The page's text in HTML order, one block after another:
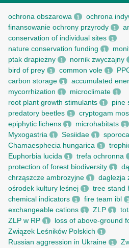
ochrona obszarowa 1 ochrona
finansowanie ochrony przyrody 1
conservation of individual sites 1
nature conservation funding 1
ptak drapieżny 1 nornik zwyczajny
bird of prey 1 common vole 1
carbon storage 1 accumulated
mycorrhization 1 microclimate 1
root рlant growth stimulants 1 pine
predatory beetles 1 cryptogam
epiphytic lichens 1 microhabitats 1
Myxogastria 1 Sesiidae 1
Chamaesphecia hungarica 1
Euphorbia lucida 1 trefa ochronna
protection of forest biodiversity 1
chrząszcze ambrozyjne 1 daglezja
ośrodek kultury leśnej 1 tree stand
chemical indicators 1 fire team ibl 1
exchangeable cations 1 ZLP 1
ZLP w RP 1 loss of above-ground
Związek Leśników Polskich 1
Russian aggression in Ukraine 1